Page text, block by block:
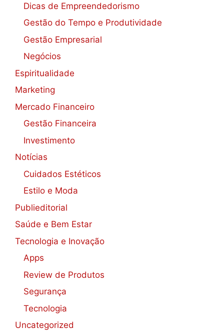
Dicas de Empreendedorismo
Gestão do Tempo e Produtividade
Gestão Empresarial
Negócios
Espiritualidade
Marketing
Mercado Financeiro
Gestão Financeira
Investimento
Notícias
Cuidados Estéticos
Estilo e Moda
Publieditorial
Saúde e Bem Estar
Tecnologia e Inovação
Apps
Review de Produtos
Segurança
Tecnologia
Uncategorized